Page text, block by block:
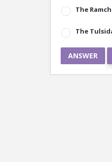
The
The
ANSWER